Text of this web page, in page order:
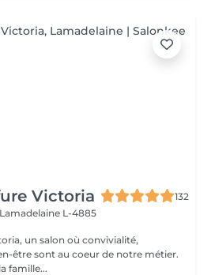
Victoria
132
Lamadelaine L-4885
un salon où convivialité,
être sont au coeur de notre métier.
famille...